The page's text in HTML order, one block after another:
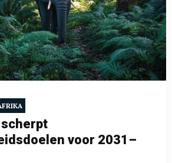
voor 2031–